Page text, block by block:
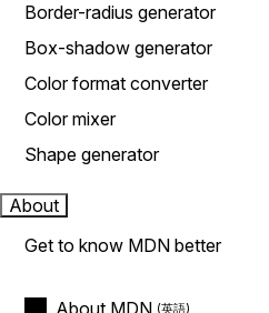
Border-radius generator
Box-shadow generator
Color format converter
Color mixer
Shape generator
About
Get to know MDN better